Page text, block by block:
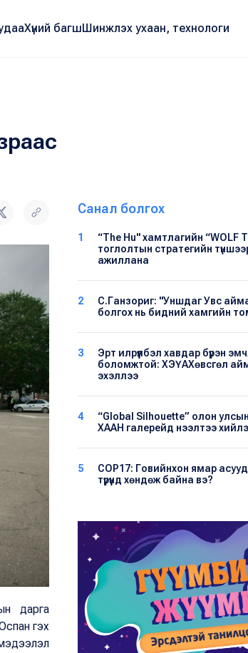
Хүний багшШинжлэх ухаан, технологи
дарга
гэх
Санал болгох
1
“The Hu" хамтлагийн “WOLF
тоглолтын стратегийн
ажиллана
2
С.Ганзориг: "Уншдаг Увс
болгох нь бидний хамгийн
3
Эрт илрүүлбэл хавдар бүрэн
боломжтой: ХЭҮА​Хөвсгөл
эхэллээ
4
“Global Silhouette” олон улсын
ХААН галерейд нээлтээ
5
COP17: Говийнхон ямар
түрүүнд хөндөж байна вэ?